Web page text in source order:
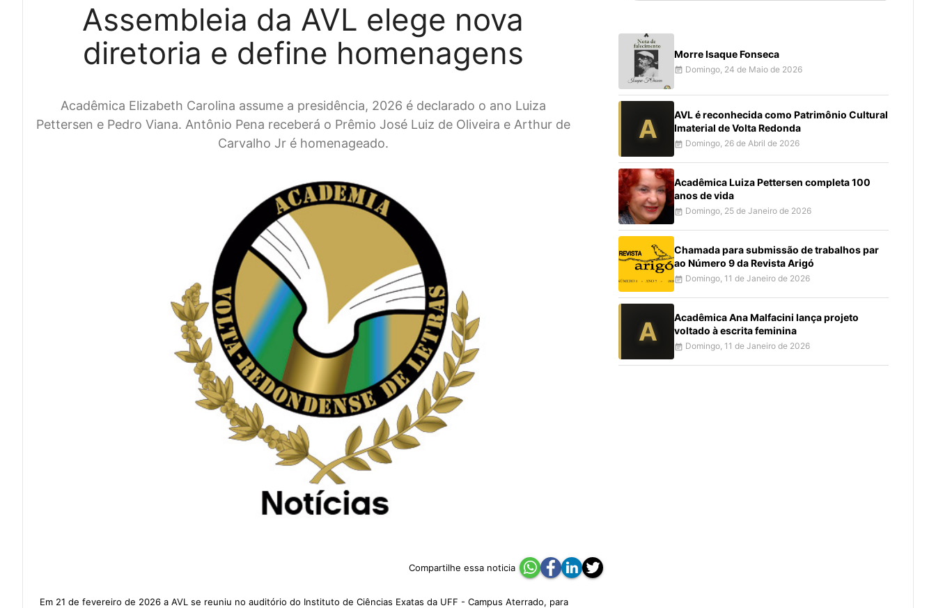
Assembleia da AVL elege nova
diretoria e define homenagens
Acadêmica Elizabeth Carolina assume a presidência, 2026 é declarado o ano Luiza
Pettersen e Pedro Viana. Antônio Pena receberá o Prêmio José Luiz de Oliveira e Arthur de
Carvalho Jr é homenageado.
Compartilhe essa noticia
Em 21 de fevereiro de 2026 a AVL se reuniu no auditório do Instituto de Ciências Exatas da UFF - Campus Aterrado, para
Morre Isaque Fonseca
event_note Domingo, 24 de Maio de 2026
A
AVL é reconhecida como Patrimônio Cultural
Imaterial de Volta Redonda
event_note Domingo, 26 de Abril de 2026
Acadêmica Luiza Pettersen completa 100
anos de vida
event_note Domingo, 25 de Janeiro de 2026
Chamada para submissão de trabalhos par
ao Número 9 da Revista Arigó
event_note Domingo, 11 de Janeiro de 2026
A
Acadêmica Ana Malfacini lança projeto
voltado à escrita feminina
event_note Domingo, 11 de Janeiro de 2026